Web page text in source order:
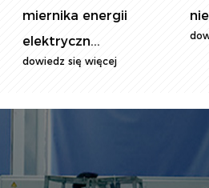
niezbędne zarów...
dowiedz się więcej